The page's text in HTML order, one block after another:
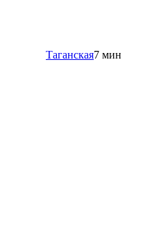
Таганская7 мин